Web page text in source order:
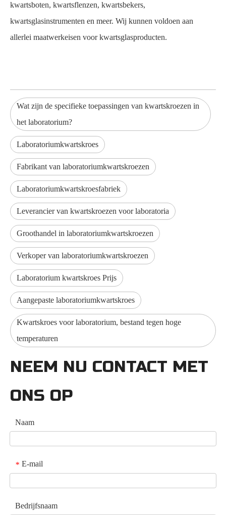
kwartsboten, kwartsflenzen, kwartsbekers,
kwartsglasinstrumenten en meer. Wij kunnen voldoen aan
allerlei maatwerkeisen voor kwartsglasproducten.
Wat zijn de specifieke toepassingen van kwartskroezen in
het laboratorium?
Laboratoriumkwartskroes
Fabrikant van laboratoriumkwartskroezen
Laboratoriumkwartskroesfabriek
Leverancier van kwartskroezen voor laboratoria
Groothandel in laboratoriumkwartskroezen
Verkoper van laboratoriumkwartskroezen
Laboratorium kwartskroes Prijs
Aangepaste laboratoriumkwartskroes
Kwartskroes voor laboratorium, bestand tegen hoge
temperaturen
NEEM NU CONTACT MET
ONS OP
Naam
* E-mail
Bedrijfsnaam